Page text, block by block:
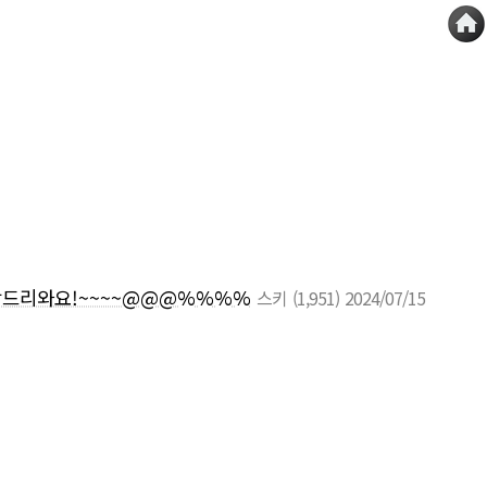
드리와요!~~~~@@@%%%% 스키 (1,951) 2024/07/15